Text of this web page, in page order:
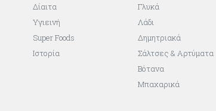
Δίαιτα
Υγιεινή
Super Foods
Ιστορία
Γλυκά
Λάδι
Δημητριακά
Σάλτσες & Αρτύματα
Βότανα
Μπαχαρικά